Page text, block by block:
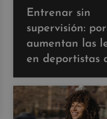
Entrenar sin
supervisión:
aumentan las
en deportistas